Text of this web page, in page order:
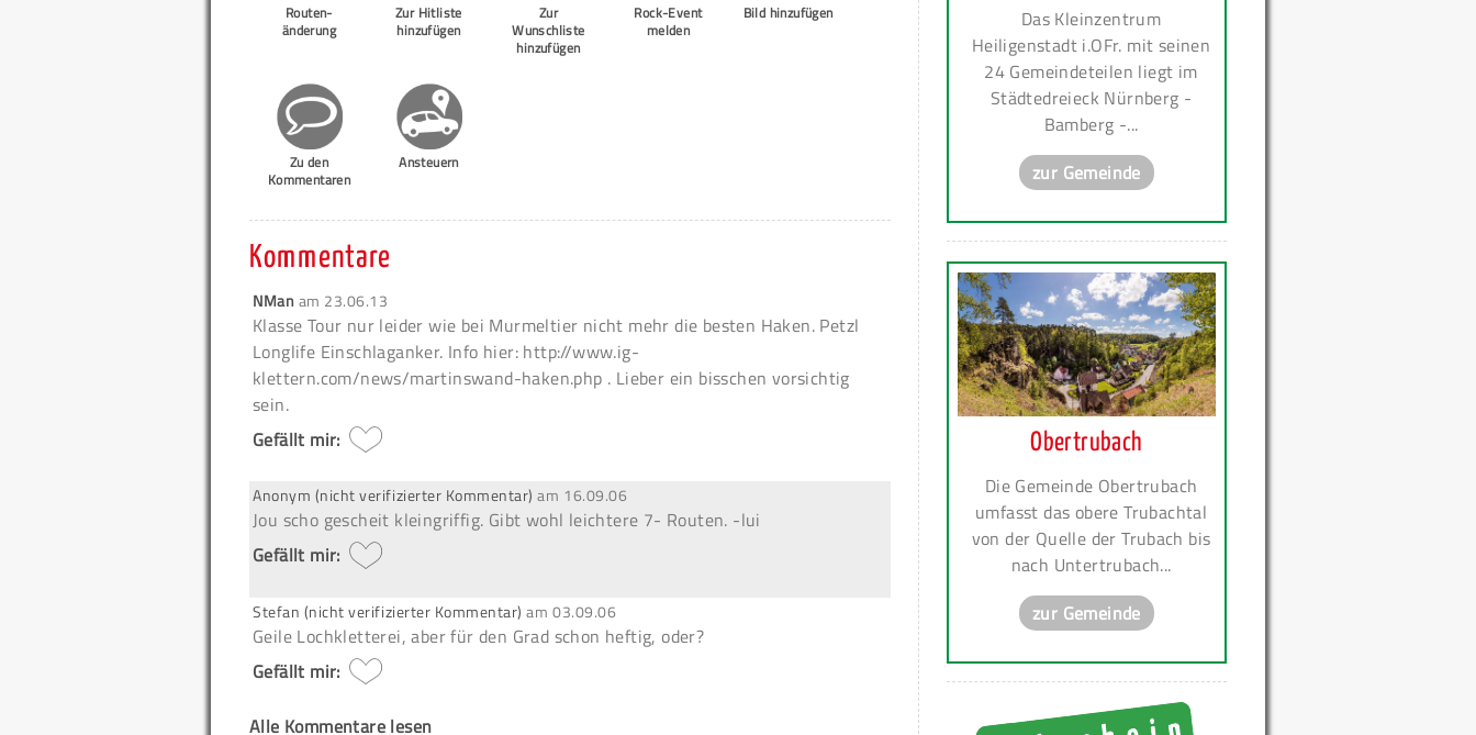
Routen-
änderung
Zur Hitliste
hinzufügen
Zur
Wunschliste
hinzufügen
Rock-Event
melden
Bild hinzufügen
Zu den
Kommentaren
Ansteuern
Kommentare
NManam 23.06.13
Klasse Tour nur leider wie bei Murmeltier nicht mehr die besten Haken. Petzl
Longlife Einschlaganker. Info hier: http://www.ig-
klettern.com/news/martinswand-haken.php . Lieber ein bisschen vorsichtig
sein.
Gefällt mir:
Anonym (nicht verifizierter Kommentar) am 16.09.06
Jou scho gescheit kleingriffig. Gibt wohl leichtere 7- Routen. -lui
Gefällt mir:
Stefan (nicht verifizierter Kommentar) am03.09.06
Geile Lochkletterei, aber für den Grad schon heftig, oder?
Gefällt mir:
Alle Kommentare lesen
Das Kleinzentrum
Heiligenstadt i.OFr. mit seinen
24 Gemeindeteilen liegt im
Städtedreieck Nürnberg -
Bamberg -...
zur Gemeinde
Obertrubach
Die Gemeinde Obertrubach
umfasst das obere Trubachtal
von der Quelle der Trubach bis
nach Untertrubach...
zur Gemeinde